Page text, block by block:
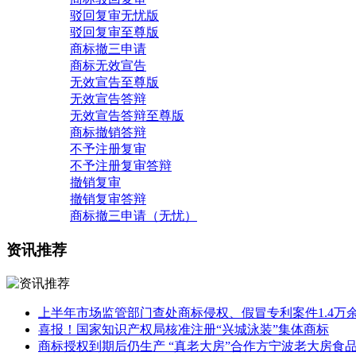
驳回复审无忧版
驳回复审至尊版
商标撤三申请
商标无效宣告
无效宣告至尊版
无效宣告答辩
无效宣告答辩至尊版
商标撤销答辩
不予注册复审
不予注册复审答辩
撤销复审
撤销复审答辩
商标撤三申请（无忧）
资讯推荐
上半年市场监管部门查处商标侵权、假冒专利案件1.4万
喜报！国家知识产权局核准注册“兴城泳装”集体商标
商标授权到期后仍生产 “真老大房”合作方宁波老大房食